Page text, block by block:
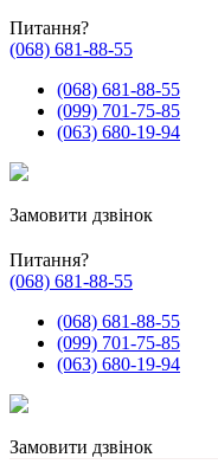
Питання?
(068) 681-88-55
(068) 681-88-55
(099) 701-75-85
(063) 680-19-94
Замовити дзвінок
Питання?
(068) 681-88-55
(068) 681-88-55
(099) 701-75-85
(063) 680-19-94
Замовити дзвінок